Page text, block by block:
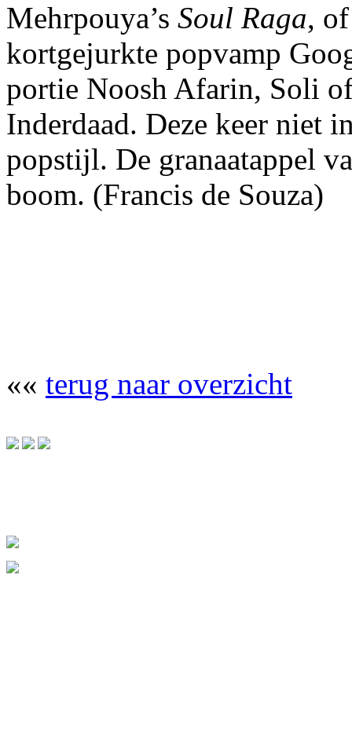
Mehrpouya’s Soul Raga,
kortgejurkte popvamp
portie Noosh Afarin, Soli
Inderdaad. Deze keer niet
popstijl. De granaatappel
boom. (Francis de Souza)
«« terug naar overzicht